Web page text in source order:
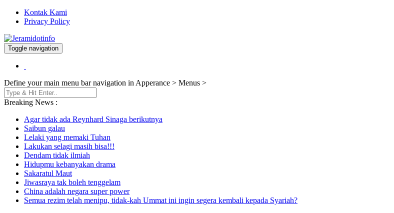
Kontak Kami
Privacy Policy
Jeramidotinfo
Berita dan Informasi Terkini
Toggle navigation
Define your main menu bar navigation in Apperance > Menus >
Breaking News :
Agar tidak ada Reynhard Sinaga berikutnya
Saibun galau
Lelaki yang memaki Tuhan
Lakukan selagi masih bisa!!!
Dendam tidak ilmiah
Hidupmu kebanyakan drama
Sakaratul Maut
Jiwasraya tak boleh tenggelam
China adalah negara super power
Semua rezim telah menipu, tidak-kah Ummat ini ingin segera kembali kepada Syariah?